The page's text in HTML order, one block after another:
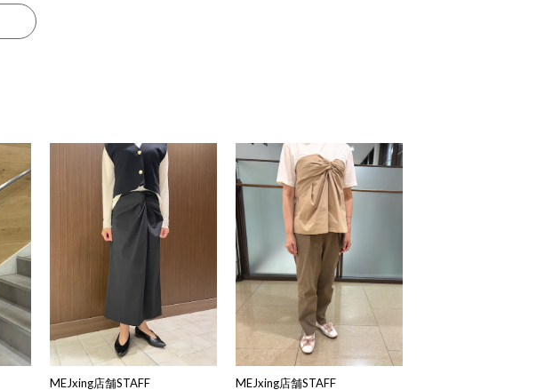
MEJxing店舗STAFF MEJxing店舗STAFF